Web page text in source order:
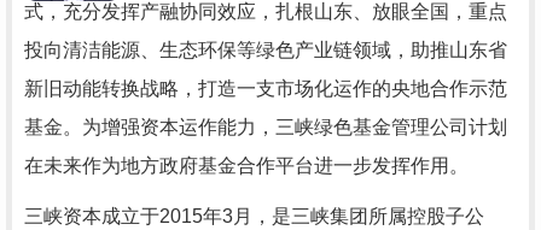
式，充分发挥产融协同效应，扎根山东、放眼全国，重点
投向清洁能源、生态环保等绿色产业链领域，助推山东省
新旧动能转换战略，打造一支市场化运作的央地合作示范
基金。为增强资本运作能力，三峡绿色基金管理公司计划
在未来作为地方政府基金合作平台进一步发挥作用。
三峡资本成立于2015年3月，是三峡集团所属控股子公